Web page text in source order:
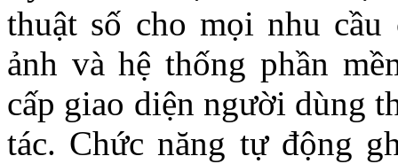
thuật số cho mọi nhu
ảnh và hệ thống phần
cấp giao diện người dùng
tác. Chức năng tự động